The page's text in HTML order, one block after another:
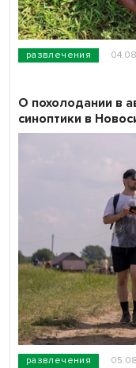
развлечения
развлечения
О похолодании в
синоптики в